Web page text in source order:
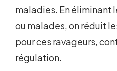
maladies. En éliminant
ou malades, on réduit
pour ces ravageurs,
régulation.